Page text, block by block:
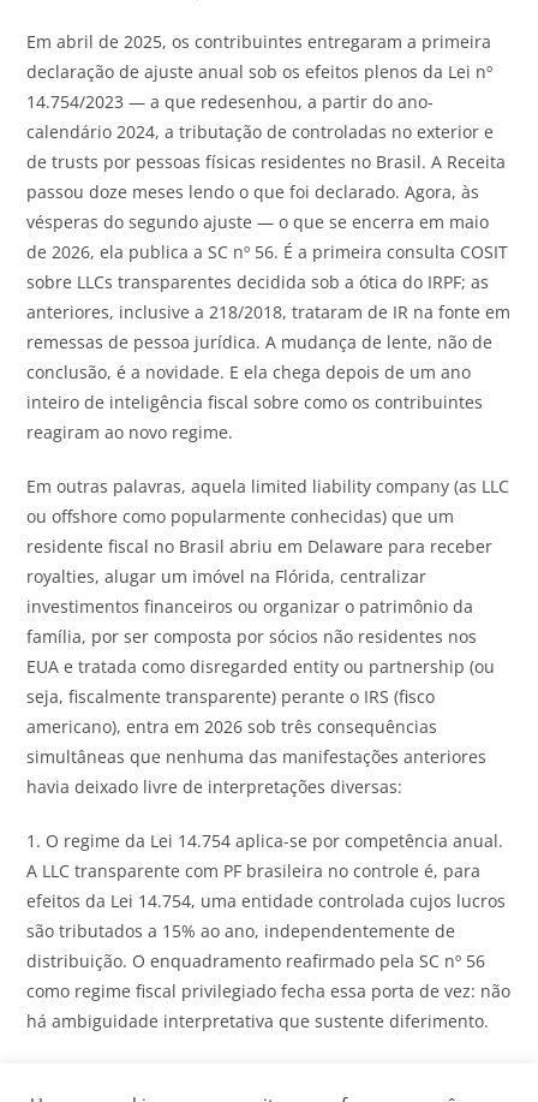
Em abril de 2025, os contribuintes entregaram a primeira
declaração de ajuste anual sob os efeitos plenos da Lei nº
14.754/2023 — aque redesenhou, a partir do ano-
calendário 2024, a tributação de controladas no exterior e
de trusts por pessoas físicas residentes no Brasil. A Receita
passou doze meses lendoo quefoi declarado. Agora, às
vésperas do segundo ajuste —o que se encerraem maio
de2026, ela publica a SC nº 56. É a primeira consulta COSIT
sobre LLCs transparentes decidida sob a ótica do IRPF; as
anteriores, inclusive a 218/2018, trataram de IR na fonteem
remessas de pessoa jurídica. A mudança de lente, não de
conclusão, é a novidade. E ela chega depois de um ano
inteiro de inteligência fiscal sobre como os contribuintes
reagiram ao novo regime.
Em outras palavras, aquela limited liability company (as LLC
ou offshore como popularmente conhecidas)que um
residente fiscal no Brasil abriuem Delaware para receber
royalties, alugar um imóvel na Flórida, centralizar
investimentos financeiros ou organizaro patrimônio da
família, por ser composta por sócios não residentes nos
EUA e tratada como disregarded entity ou partnership (ou
seja, fiscalmente transparente) peranteo IRS (fisco
americano), entraem 2026 sob três consequências
simultâneasque nenhuma das manifestações anteriores
havia deixado livre de interpretações diversas:
1. O regime da Lei 14.754 aplica-se por competência anual.
A LLC transparente com PF brasileira no controle é, para
efeitos da Lei 14.754, uma entidade controlada cujos lucros
são tributados a 15% ao ano, independentemente de
distribuição. O enquadramento reafirmado pela SC nº 56
como regime fiscal privilegiado fecha essa porta de vez: não
há ambiguidade interpretativaque sustente diferimento.